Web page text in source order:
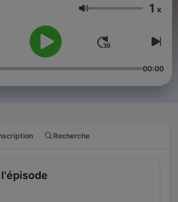
redes sociales oficiales:
relatos.dell...
LadoRelatos
podcast/relatos-del-lado-oscuro-
Volume 1 x
00:00
Recherche
l'épisode